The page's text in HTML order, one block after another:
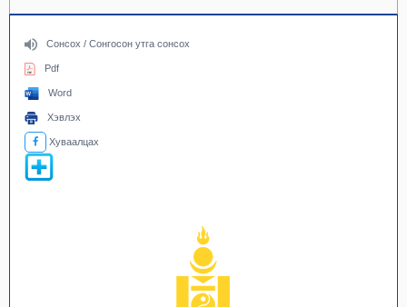
Сонсох / Сонгосон утга сонсох
Pdf
Word
Хэвлэх
Хуваалцах